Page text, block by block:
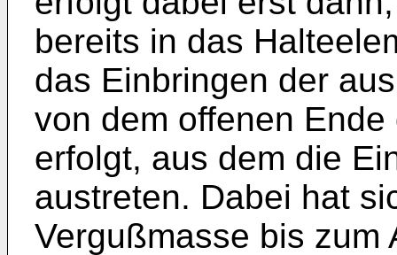
bereits in das
das Einbringen der
von dem offenen
erfolgt, aus dem die
austreten. Dabei hat
Vergußmasse bis zum